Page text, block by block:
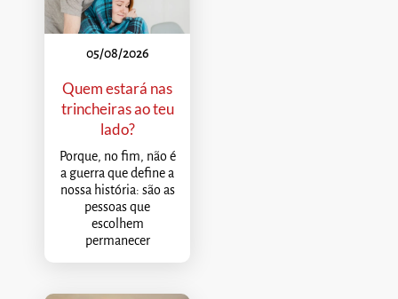
05/08/2026
Quem estará nas
trincheiras ao teu
lado?
Porque, no fim, não é
a guerra que define a
nossa história: são as
pessoas que
escolhem
permanecer